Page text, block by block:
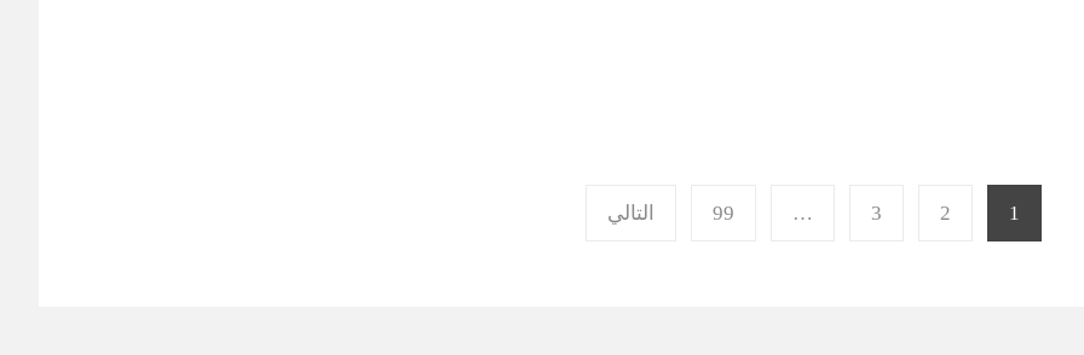
1
2
3
…
99 التالي